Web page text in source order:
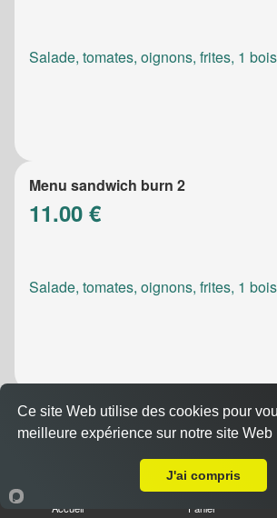
Salade, tomates, oignons, frites, 1
Menu sandwich burn 2
11.00 €
Salade, tomates, oignons, frites, 1
Menu sandwich meatic
10.50 €
Accueil Panier
Ce site Web utilise des cookies pour
meilleure expérience sur notre site Web
J'ai compris